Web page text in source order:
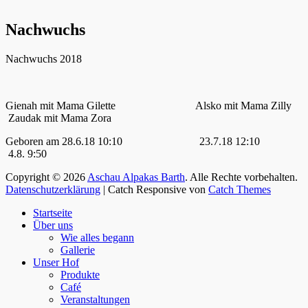
Nachwuchs
Nachwuchs 2018
Gienah mit Mama Gilette Alsko mit Mama Zilly
Zaudak mit Mama Zora
Geboren am 28.6.18 10:10 23.7.18 12:10
4.8. 9:50
Copyright © 2026 Aschau Alpakas Barth. Alle Rechte vorbehalten.
Datenschutzerklärung | Catch Responsive von Catch Themes
oben
scrollen
Startseite
Über uns
Wie alles begann
Gallerie
Unser Hof
Produkte
Café
Veranstaltungen